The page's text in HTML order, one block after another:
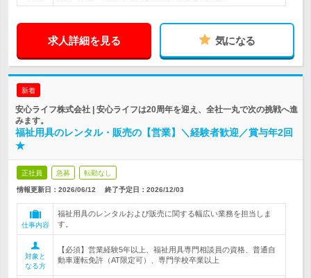
求人詳細を見る 気になる
新着
安心ライフ株式会社 | 安心ライフは20周年を迎え、全社一丸で次の挑戦へ進
みます。
福祉用具のレンタル・販売の【営業】＼経験者歓迎／賞与年2回
★
正社員 急募 転勤なし
情報更新日：2026/06/12 終了予定日： 2026/12/03
仕事内容
福祉用具のレンタルおよび販売に関する幅広い業務を担当しま
す。
対象と
なる方
【必須】営業経験5年以上、福祉用具専門相談員の資格、普通自
動車運転免許（AT限定可）、専門学校卒業以上